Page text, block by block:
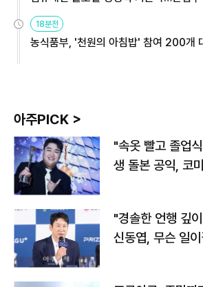
18분전
농식품부, '천원의 아침밥' 참여 200개
아주PICK >
"속옷 빨고 졸업
생 돌본 공익, 코
"경솔한 언행 깊
신동엽, 무슨 일